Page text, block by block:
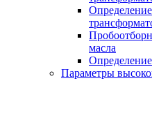
масла
Параметры